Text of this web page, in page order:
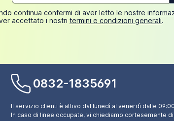
mail*
continua confermi di aver letto le nostre
accettato i nostri termini e condizioni generali.
0832-1835691
Il servizio clienti è attivo dal lunedì al venerdì dalle
In caso di linee occupate, vi chiediamo cortesemente